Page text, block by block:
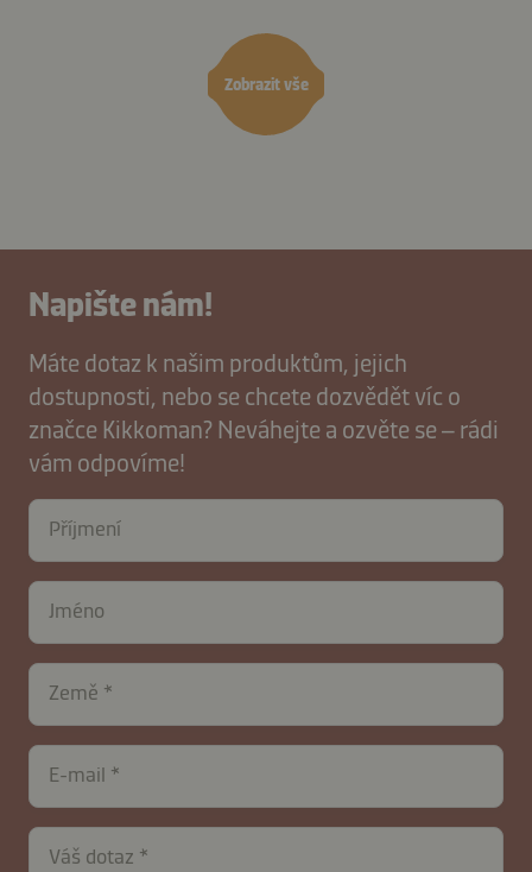
Zobrazit vše
Napište nám!
Máte dotaz k našim produktům, jejich
dostupnosti, nebo se chcete dozvědět víc o
značce Kikkoman? Neváhejte a ozvěte se – rádi
vám odpovíme!
Příjmení
Jméno
Země
E-mail
Váš dotaz